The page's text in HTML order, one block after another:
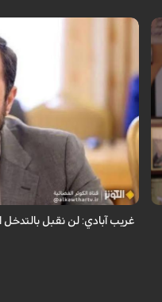
قال نائب وزير الخارجية
الأجنبي في مضيق هرمز.
غريب آبادي: لن نقبل